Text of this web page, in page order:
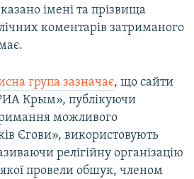
імені та прізвища
коментарів затриманого
група зазначає, що сайти
Крым», публікуючи
можливого
Єгови», використовують
релігійну організацію
провели обшук, членом